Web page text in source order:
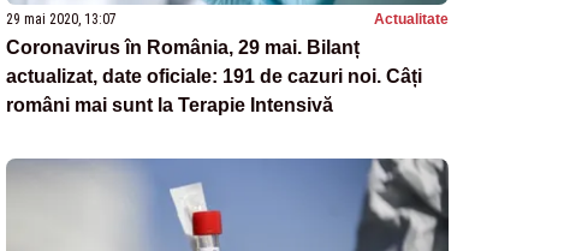
29 mai 2020, 13:07 Actualitate
Coronavirus în România, 29 mai. Bilanț
actualizat, date oficiale: 191 de cazuri noi. Câți
români mai sunt la Terapie Intensivă